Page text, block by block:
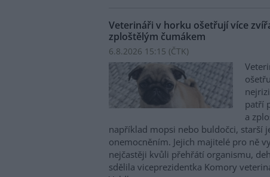
Veterináři v horku ošetřují více
zploštělým čumákem
6.8.2026 15:15 (ČTK)
patří
a
například mopsi nebo buldočci, starší
onemocněním. Jejich majitelé pro ně
nejčastěji kvůli přehřátí organismu,
sdělila viceprezidentka Komory